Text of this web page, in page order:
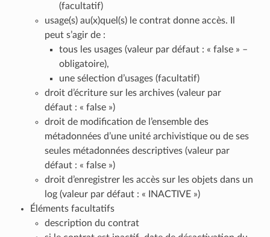
(facultatif)
usage(s) au(x)quel(s) le contrat donne accès. Il
peut s’agir de :
tous les usages (valeur par défaut : « false » –
obligatoire),
une sélection d’usages (facultatif)
droit d’écriture sur les archives (valeur par
défaut : « false »)
droit de modification de l’ensemble des
métadonnées d’une unité archivistique ou de ses
seules métadonnées descriptives (valeur par
défaut : « false »)
droit d’enregistrer les accès sur les objets dans un
log (valeur par défaut : « INACTIVE »)
Éléments facultatifs
description du contrat